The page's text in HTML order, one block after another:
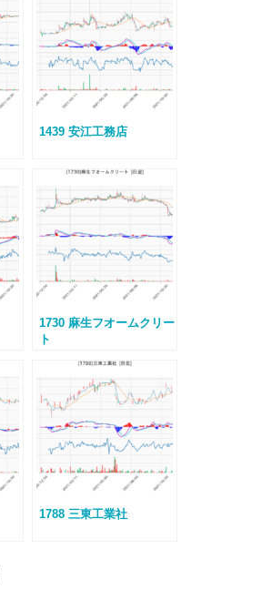
1439 安江工務店
1730 麻生フオームクリー
ト
1788 三東工業社